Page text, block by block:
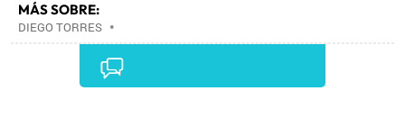
MÁS SOBRE:
DIEGO TORRES •